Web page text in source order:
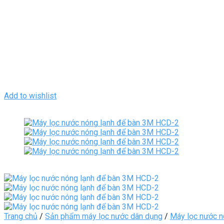
Add to wishlist
Trang chủ / Sản phẩm máy lọc nước dân dụng / Máy lọc nước